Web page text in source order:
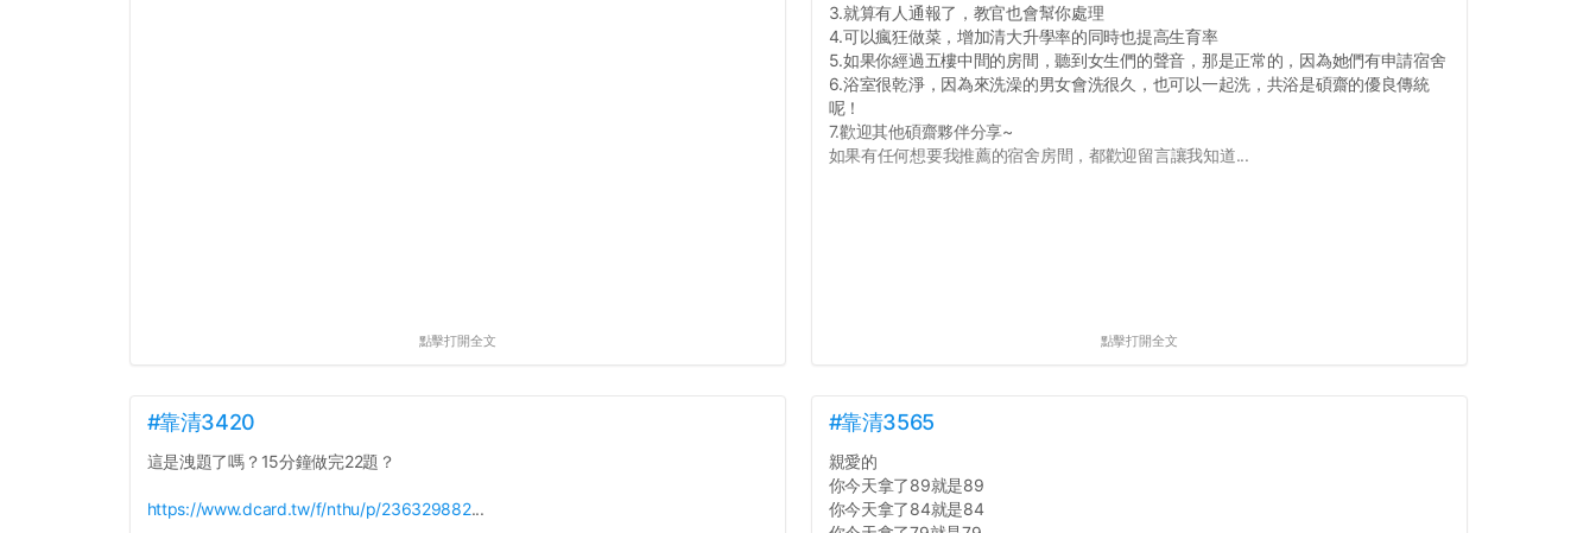
點擊打開全文
3.就算有人通報了，教官也會幫你處理
4.可以瘋狂做菜，增加清大升學率的同時也提高生育率
5.如果你經過五樓中間的房間，聽到女生們的聲音，那是正常的，因為她們有申請宿舍
6.浴室很乾淨，因為來洗澡的男女會洗很久，也可以一起洗，共浴是碩齋的優良傳統
呢！
7.歡迎其他碩齋夥伴分享~
如果有任何想要我推薦的宿舍房間，都歡迎留言讓我知道...
點擊打開全文
#靠清3420
這是洩題了嗎？15分鐘做完22題？
https://www.dcard.tw/f/nthu/p/236329882...
#靠清3565
親愛的
你今天拿了89就是89
你今天拿了84就是84